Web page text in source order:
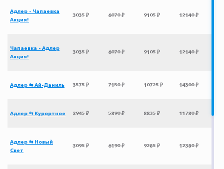
Адлер - Чапаевка
Акция!
3035 ₽ 6070 ₽ 9105 ₽ 12140 ₽
Чапаевка - Адлер
Акция!
3035 ₽ 6070 ₽ 9105 ₽ 12140 ₽
Адлер ⇆ Ай-Даниль 3575 ₽ 7150 ₽ 10725 ₽ 14300 ₽
Адлер ⇆ Курортное 2945 ₽ 5890 ₽ 8835 ₽ 11780 ₽
Адлер ⇆ Новый
Свет
3095 ₽ 6190 ₽ 9285 ₽ 12380 ₽